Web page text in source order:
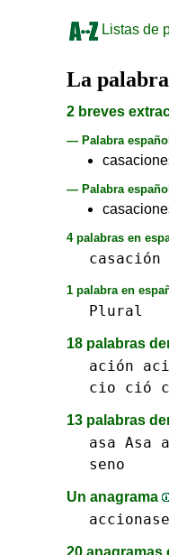
Listas de
La palabra
2 breves
— Palabra
— Palabra
4 palabras en
casación
1 palabra en
Plural
18 palabras
ación
cio ció
13 palabras
asa Asa
seno
Un anagrama
20 anagramas